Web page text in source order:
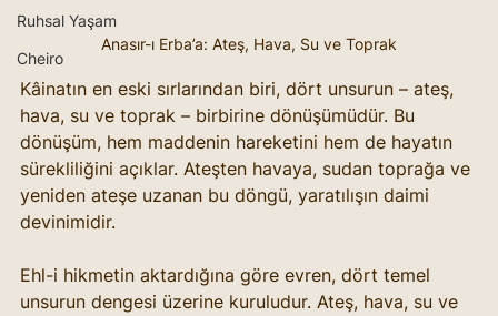
Ruhsal Yaşam
Cheiro
Anasır-ı Erba’a: Ateş, Hava, Su ve Toprak
Kâinatın en eski sırlarından biri, dört unsurun – ateş,
hava, su ve toprak – birbirine dönüşümüdür. Bu
dönüşüm, hem maddenin hareketini hem de hayatın
sürekliliğini açıklar. Ateşten havaya, sudan toprağa ve
yeniden ateşe uzanan bu döngü, yaratılışın daimi
devinimidir.
Ehl-i hikmetin aktardığına göre evren, dört temel
unsurun dengesi üzerine kuruludur. Ateş, hava, su ve